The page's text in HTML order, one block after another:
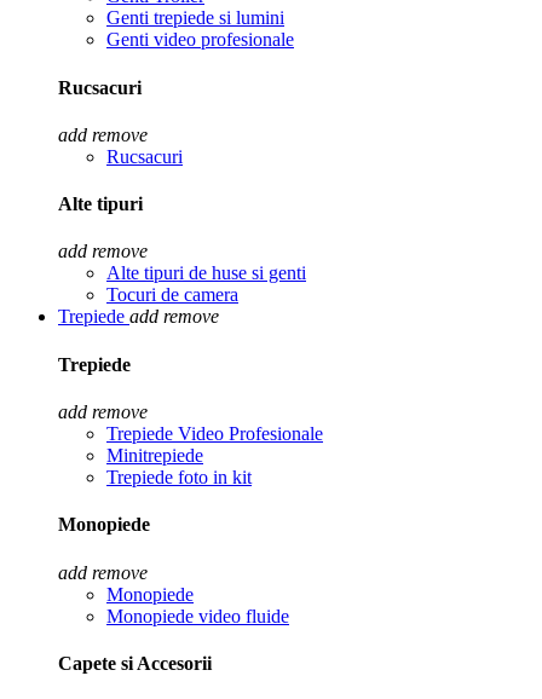
Genti trepiede si lumini
Genti video profesionale
Rucsacuri
add remove
Rucsacuri
Alte tipuri
add remove
Alte tipuri de huse si genti
Tocuri de camera
Trepiede add remove
Trepiede
add remove
Trepiede Video Profesionale
Minitrepiede
Trepiede foto in kit
Monopiede
add remove
Monopiede
Monopiede video fluide
Capete si Accesorii